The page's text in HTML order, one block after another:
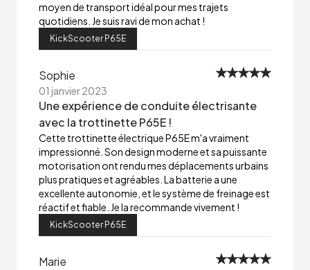
moyen de transport idéal pour mes trajets
quotidiens. Je suis ravi de mon achat !
KickScooter P65E
Sophie
01 janvier 2023
Une expérience de conduite électrisante
avec la trottinette P65E !
Cette trottinette électrique P65E m'a vraiment
impressionné. Son design moderne et sa puissante
motorisation ont rendu mes déplacements urbains
plus pratiques et agréables. La batterie a une
excellente autonomie, et le système de freinage est
réactif et fiable. Je la recommande vivement !
KickScooter P65E
Marie